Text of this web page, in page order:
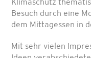
Klimaschutz
Besuch durch eine
dem Mittagessen in
Mit sehr vielen